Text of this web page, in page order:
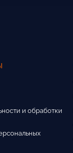
и обработки